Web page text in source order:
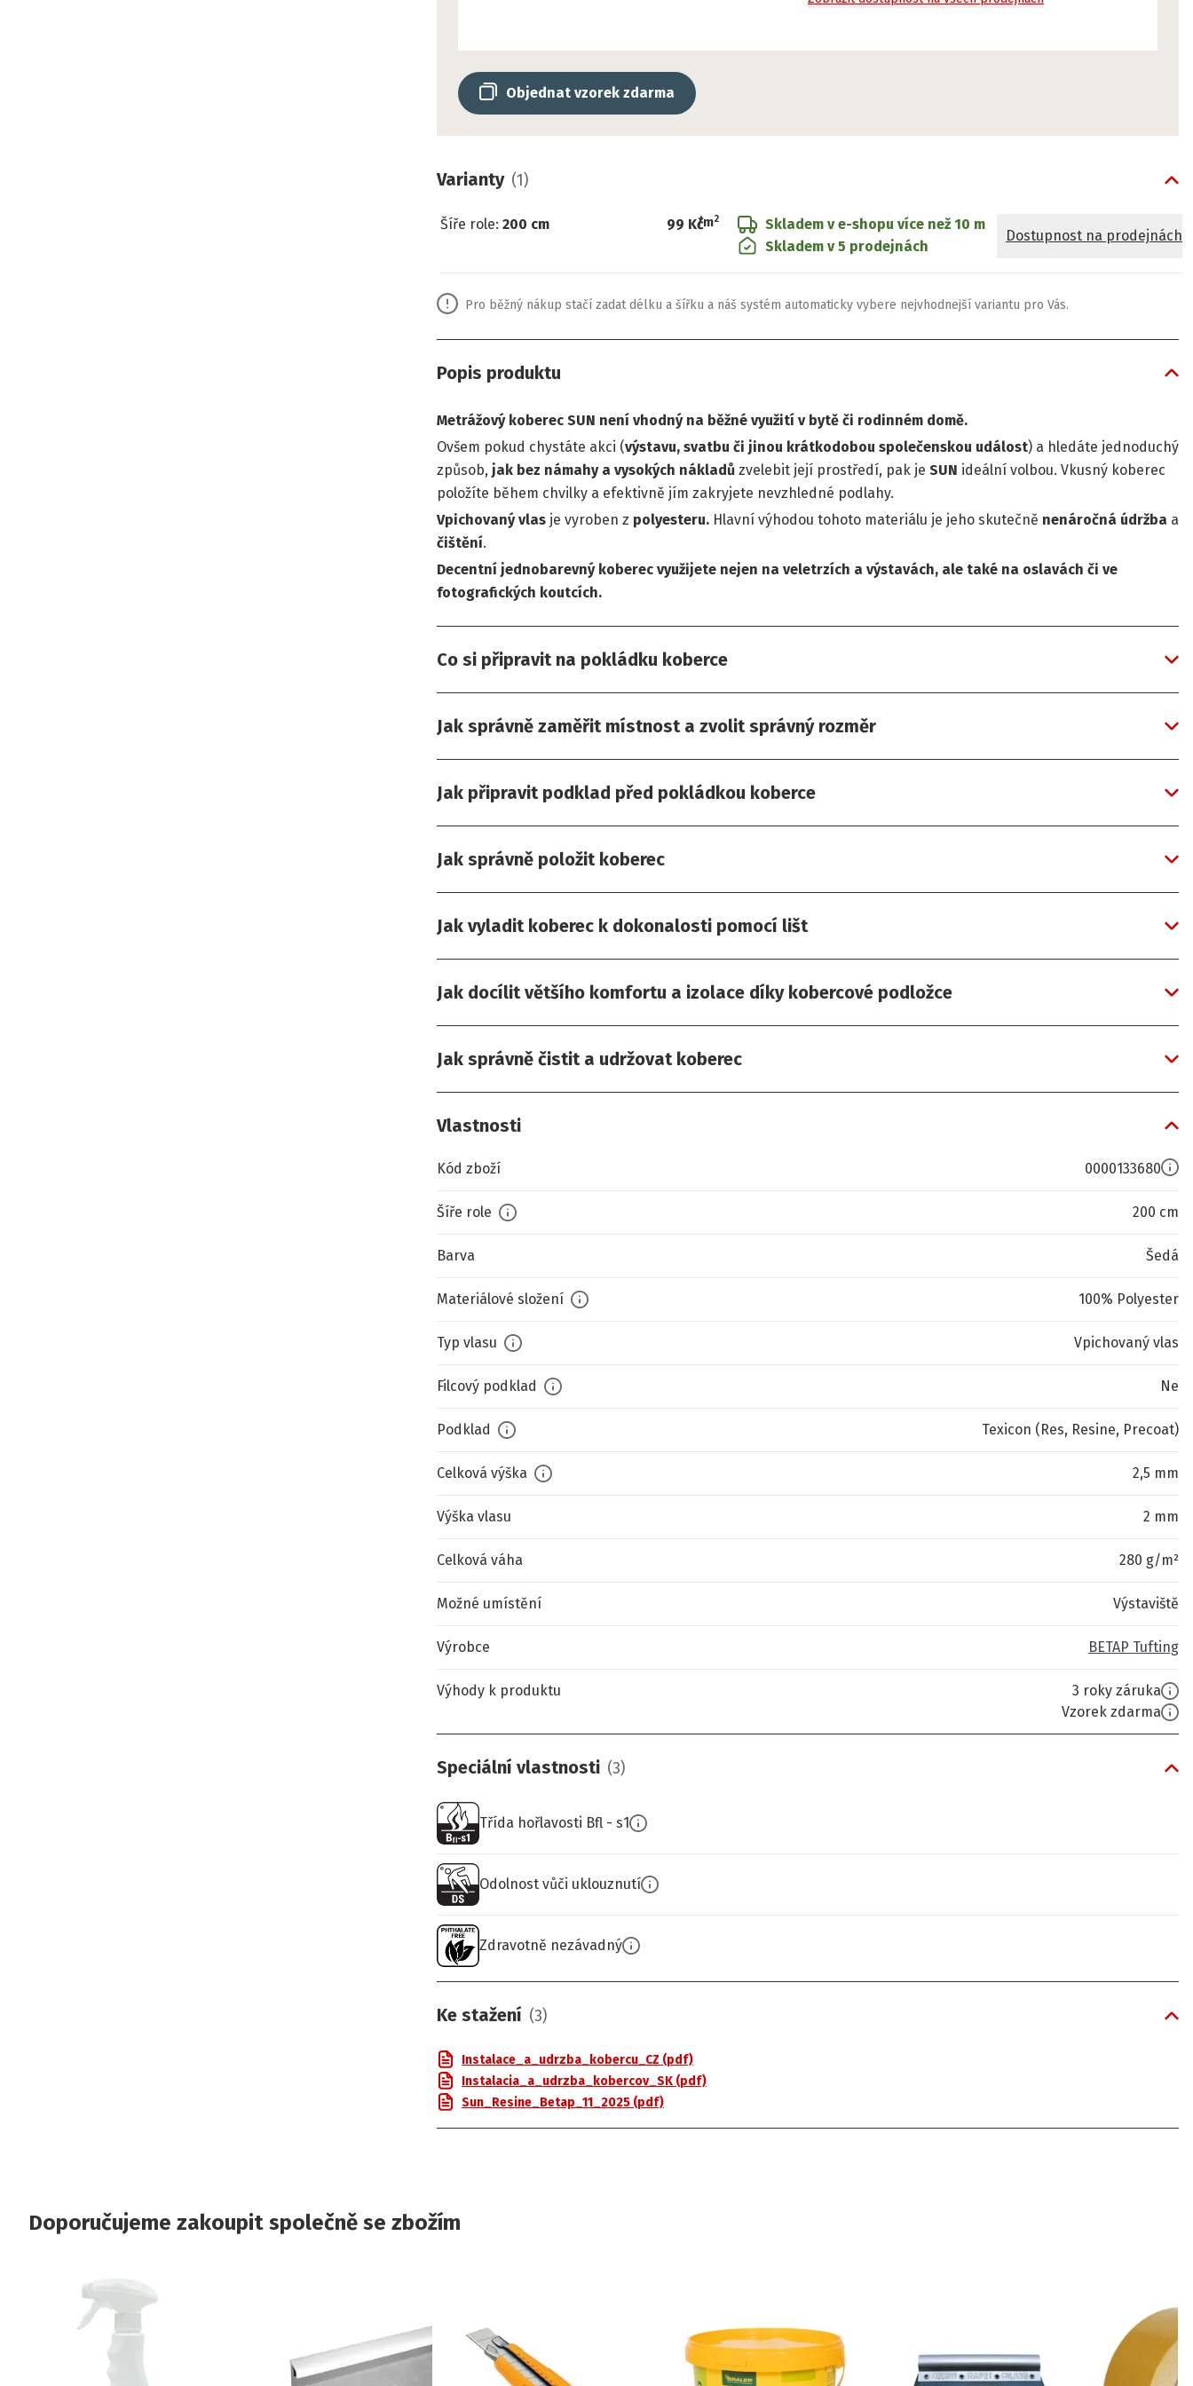
Objednat vzorek zdarma
Varianty (1)
Šíře role: 200 cm 99 Kč
/m2 Skladem v e-shopu více než 10 m
Skladem v 5 prodejnách
Dostupnost na prodejnách
Pro běžný nákup stačí zadat délku a šířku a náš systém automaticky vybere nejvhodnejší variantu pro Vás.
Popis produktu
Metrážový koberec SUN není vhodný na běžné využití v bytě či rodinném domě.
Ovšem pokud chystáte akci (výstavu, svatbu či jinou krátkodobou společenskou událost) a hledáte jednoduchý
způsob, jak bez námahy a vysokých nákladů zvelebit její prostředí, pak je SUN ideální volbou. Vkusný koberec
položíte během chvilky a efektivně jím zakryjete nevzhledné podlahy.
Vpichovaný vlas je vyroben z polyesteru. Hlavní výhodou tohoto materiálu je jeho skutečně nenáročná údržba a
čištění.
Decentní jednobarevný koberec využijete nejen na veletrzích a výstavách, ale také na oslavách či ve
fotografických koutcích.
Co si připravit na pokládku koberce
Jak správně zaměřit místnost a zvolit správný rozměr
Jak připravit podklad před pokládkou koberce
Jak správně položit koberec
Jak vyladit koberec k dokonalosti pomocí lišt
Jak docílit většího komfortu a izolace díky kobercové podložce
Jak správně čistit a udržovat koberec
Vlastnosti
Kód zboží 0000133680
Šíře role 200 cm
Barva Šedá
Materiálové složení 100% Polyester
Typ vlasu Vpichovaný vlas
Filcový podklad Ne
Podklad Texicon (Res, Resine, Precoat)
Celková výška 2,5 mm
Výška vlasu 2 mm
Celková váha 280 g/m²
Možné umístění Výstaviště
Výrobce BETAP Tufting
Výhody k produktu
3 roky záruka
Vzorek zdarma
Speciální vlastnosti (3)
Třída hořlavosti Bfl - s1
Odolnost vůči uklouznutí
Zdravotně nezávadný
Ke stažení (3)
Instalace_a_udrzba_kobercu_CZ (pdf)
Instalacia_a_udrzba_kobercov_SK (pdf)
Sun_Resine_Betap_11_2025 (pdf)
Doporučujeme zakoupit společně se zbožím